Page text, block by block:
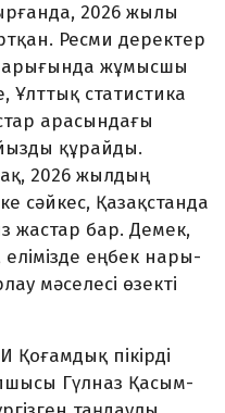
2026 жылы
Ресми деректер
жұмысшы
Ұлттық статистика
арасындағы
құрай­ды.
2026 жылдың
сәйкес, Қазақстанда
жастар бар. Демек,
еңбек нары­
мә­селесі өзекті
пікірді
Гүлназ Қа­сым­